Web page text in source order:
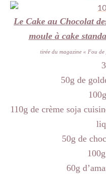
Le Cake au Chocolat
moule à cake
tirée du magazine « Fou
50g de
110g de crème soja
50g de
60g